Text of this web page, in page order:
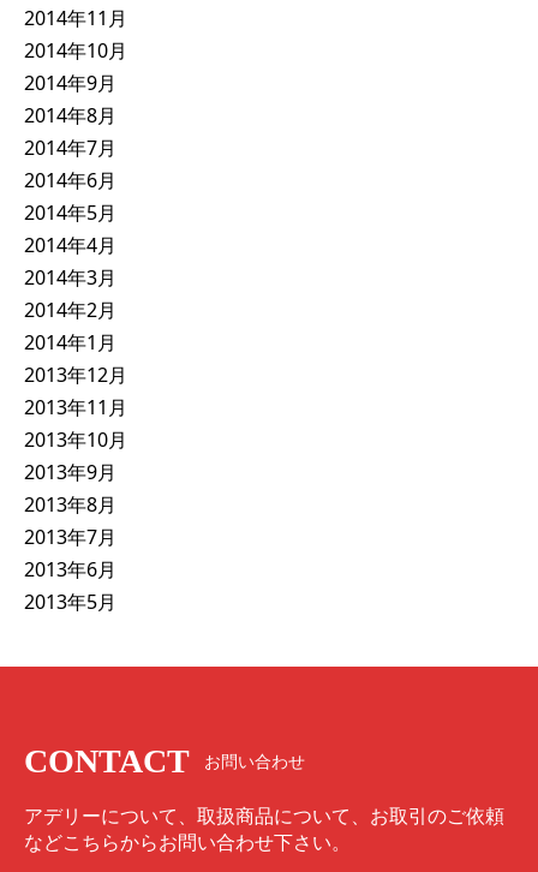
2014年11月
2014年10月
2014年9月
2014年8月
2014年7月
2014年6月
2014年5月
2014年4月
2014年3月
2014年2月
2014年1月
2013年12月
2013年11月
2013年10月
2013年9月
2013年8月
2013年7月
2013年6月
2013年5月
CONTACT お問い合わせ
アデリーについて、取扱商品について、お取引のご依頼
などこちらからお問い合わせ下さい。